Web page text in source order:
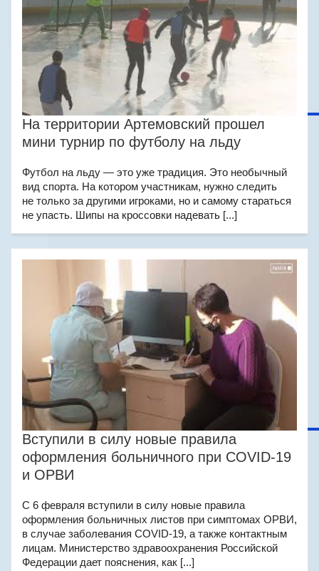
На территории Артемовский прошел
мини турнир по футболу на льду
Футбол на льду — это уже традиция. Это необычный
вид спорта. На котором участникам, нужно следить
не только за другими игроками, но и самому стараться
не упасть. Шипы на кроссовки надевать [...]
Вступили в силу новые правила
оформления больничного при COVID-19
и ОРВИ
C 6 февраля вступили в силу новые правила
оформления больничных листов при симптомах ОРВИ,
в случае заболевания COVID-19, а также контактным
лицам. Министерство здравоохранения Российской
Федерации дает пояснения, как [...]